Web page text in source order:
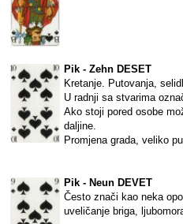
Pik - Zehn DESET
Kretanje. Putovanja,
U radnji sa stvarima
Ako stoji pored osobe
daljine.
Promjena grada, veliko
Pik - Neun DEVET
Često znači kao neka
uveličanje briga,